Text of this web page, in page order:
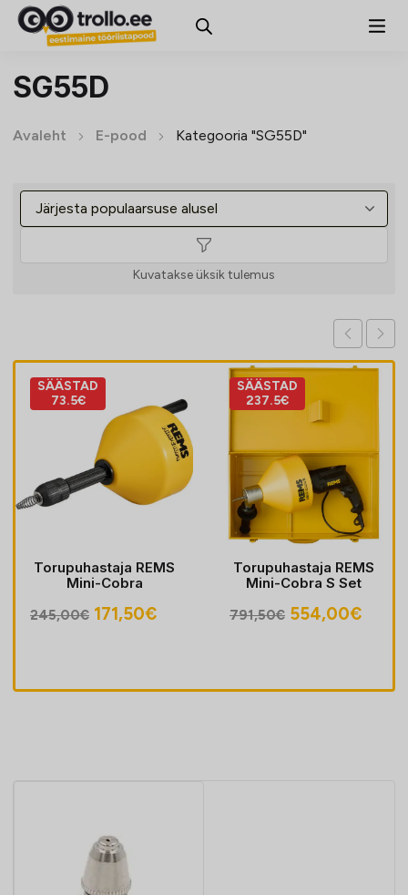
SG55D
Avaleht E-pood Kategooria "SG55D"
Kuvatakse üksik tulemus
SÄÄSTAD
73.5€
Torupuhastaja REMS
Mini-Cobra
245,00€ Algne
171,50€Praegune
SÄÄSTAD
237.5€
Torupuhastaja REMS
Mini-Cobra S Set
791,50€ Algne
554,00€